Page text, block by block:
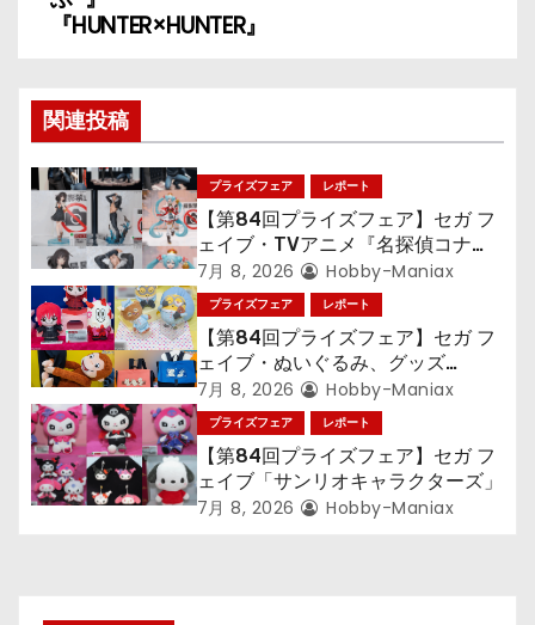
ー
ョ
ン
『HUNTER×HUNTER』
関連投稿
プライズフェア レポート
【第84回プライズフェア】セガ フ
ェイブ・TVアニメ『名探偵コナ
ン』TVアニメ『呪術廻戦』『〈物
語〉シリーズ』「初音ミク」
7月 8, 2026 Hobby-Maniax
プライズフェア レポート
【第84回プライズフェア】セガ フ
ェイブ・ぬいぐるみ、グッズ
『LiSA』『ミニオン』『おさるの
ジョージ』『ポケットモンスター』
7月 8, 2026 Hobby-Maniax
プライズフェア レポート
【第84回プライズフェア】セガ フ
ェイブ「サンリオキャラクターズ」
7月 8, 2026 Hobby-Maniax